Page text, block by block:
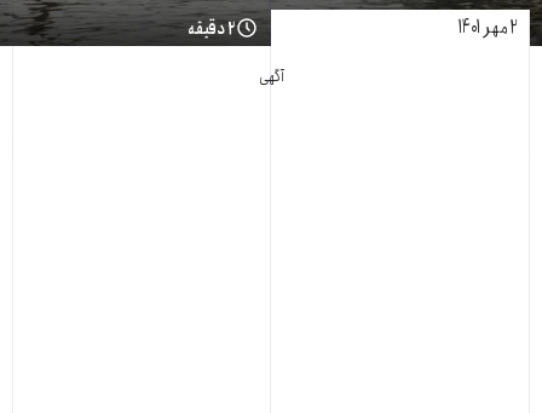
۲ مهر ۱۴۰۱ ۲ دقیقه
آگهی